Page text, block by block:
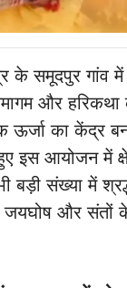
के समूदपुर गांव
और हरिकथा
ऊर्जा का केंद्र
इस आयोजन में
बड़ी संख्या में
जयघोष और संतों